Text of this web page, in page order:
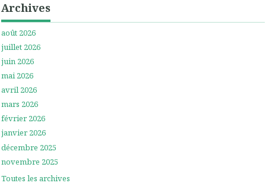
Archives
août 2026
juillet 2026
juin 2026
mai 2026
avril 2026
mars 2026
février 2026
janvier 2026
décembre 2025
novembre 2025
Toutes les archives